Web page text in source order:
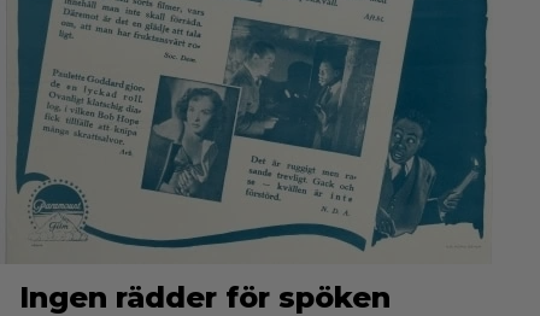
Ingen rädder för spöken